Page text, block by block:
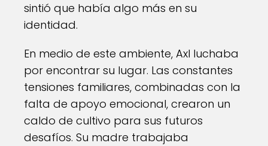
sintió que había algo más en su
identidad.
En medio de este ambiente, Axl luchaba
por encontrar su lugar. Las constantes
tensiones familiares, combinadas con la
falta de apoyo emocional, crearon un
caldo de cultivo para sus futuros
desafíos. Su madre trabajaba